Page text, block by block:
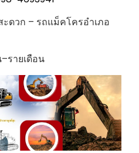
ดวก – รถแม็คโครอำเภอ
รายเดือน